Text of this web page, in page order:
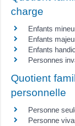
charge
Enfants
Enfants
Enfants
Personnes
Quotient
personnelle
Personne
Personne